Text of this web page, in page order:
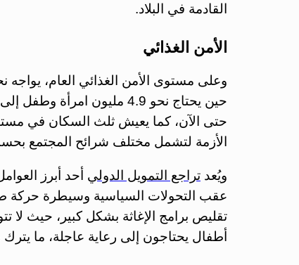
القادمة في البلاد.
الأمن الغذائي
وعلى مستوى الأمن الغذائي العام، يواجه نحو 17.4 مليون
حين يحتاج نحو 4.9 مليون
حتى الآن، كما يعيش ثلث السكان في
الأزمة لتشمل مختلف شرائح المجتمع
ويُعد تراجع التمويل الدولي
عقب التحولات السياسية وسيطرة حركة
تقليص برامج الإغاثة بشكل كبير، حيث لا
أطفال يحتاجون إلى رعاية عاجلة، ما